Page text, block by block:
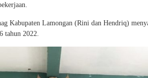
Kabupaten Lamongan (Rini dan Hendriq)
tahun 2022.